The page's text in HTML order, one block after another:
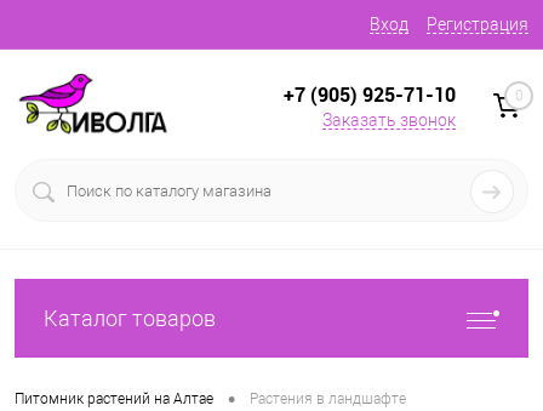
Вход Регистрация
+7 (905) 925-71-10
Заказать звонок
0
Каталог товаров
Питомник растений на Алтае • Растения в ландшафте